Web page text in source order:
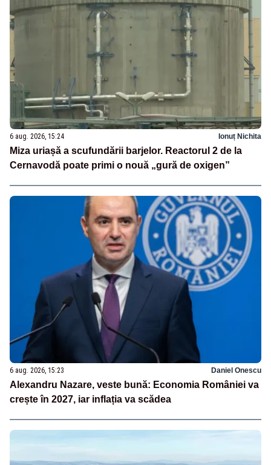
6 aug. 2026, 15:24 Ionuț Nichita
Miza uriașă a scufundării barjelor. Reactorul 2 de la
Cernavodă poate primi o nouă „gură de oxigen”
6 aug. 2026, 15:23 Daniel Onescu
Alexandru Nazare, veste bună: Economia României va
crește în 2027, iar inflația va scădea